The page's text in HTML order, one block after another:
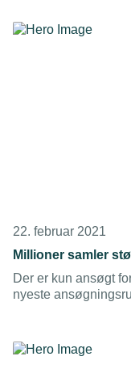
erhvervsskolerne
god løsning.
22. februar 2021
Millioner samler
Der er kun ansøgt
nyeste